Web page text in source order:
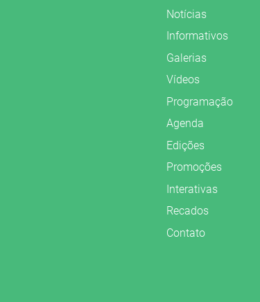
Notícias
Informativos
Galerias
Vídeos
Programação
Agenda
Edições
Promoções
Interativas
Recados
Contato